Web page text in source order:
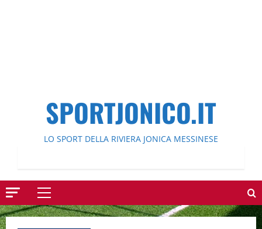
SPORTJONICO.IT
LO SPORT DELLA RIVIERA JONICA MESSINESE
Menu
principale